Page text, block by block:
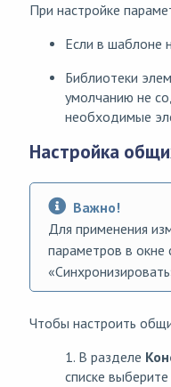
При настройке
Если в шаблоне
Библиотеки
умолчанию не
необходимые
Настройка
Важно!
Для применения
параметров в окне
Чтобы настроить
1. В разделе
списке